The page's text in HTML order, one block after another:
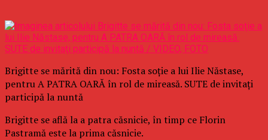
Brigitte se mărită din nou: Fosta soţie a lui Ilie Năstase,
pentru A PATRA OARĂ în rol de mireasă. SUTE de invitaţi
participă la nuntă
Brigitte se află la a patra căsnicie, în timp ce Florin
Pastramă este la prima căsnicie.